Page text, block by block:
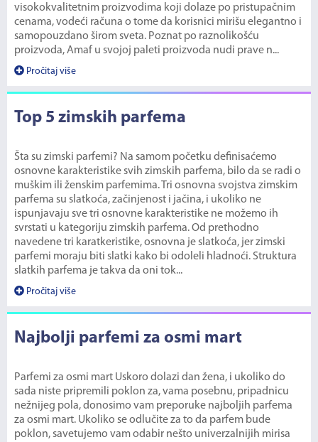
visokokvalitetnim proizvodima koji dolaze po pristupačnim
cenama, vodeći računa o tome da korisnici mirišu elegantno i
samopouzdano širom sveta. Poznat po raznolikošću
proizvoda, Amaf u svojoj paleti proizvoda nudi prave n...
Pročitaj više
Top 5 zimskih parfema
Šta su zimski parfemi? Na samom početku definisaćemo
osnovne karakteristike svih zimskih parfema, bilo da se radi o
muškim ili ženskim parfemima. Tri osnovna svojstva zimskim
parfema su slatkoća, začinjenost i jačina, i ukoliko ne
ispunjavaju sve tri osnovne karakteristike ne možemo ih
svrstati u kategoriju zimskih parfema. Od prethodno
navedene tri karatkeristike, osnovna je slatkoća, jer zimski
parfemi moraju biti slatki kako bi odoleli hladnoći. Struktura
slatkih parfema je takva da oni tok...
Pročitaj više
Najbolji parfemi za osmi mart
Parfemi za osmi mart Uskoro dolazi dan žena, i ukoliko do
sada niste pripremili poklon za, vama posebnu, pripadnicu
nežnijeg pola, donosimo vam preporuke najboljih parfema
za osmi mart. Ukoliko se odlučite za to da parfem bude
poklon, savetujemo vam odabir nešto univerzalnijih mirisa